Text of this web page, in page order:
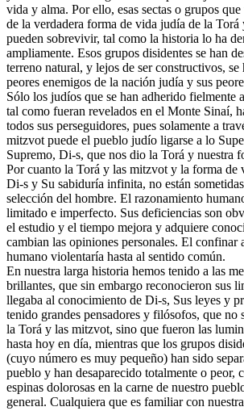
vida y alma. Por ello, esas sectas o grupos que
de la verdadera forma de vida judía de la
pueden sobrevivir, tal como la historia lo ha
ampliamente. Esos grupos disidentes se han
terreno natural, y lejos de ser constructivos,
peores enemigos de la nación judía y sus
Sólo los judíos que se han adherido fielmente
tal como fueran revelados en el Monte Sinaí,
todos sus perseguidores, pues solamente a
mitzvot puede el pueblo judío ligarse a lo
Supremo, Di-s, que nos dio la Torá y nuestra
Por cuanto la Torá y las mitzvot y la forma de
Di-s y Su sabiduría infinita, no están
selección del hombre. El razonamiento
limitado e imperfecto. Sus deficiencias son
el estudio y el tiempo mejora y adquiere
cambian las opiniones personales. El confinar
humano violentaría hasta al sentido común.
En nuestra larga historia hemos tenido a las
brillantes, que sin embargo reconocieron sus
llegaba al conocimiento de Di-s, Sus leyes y
tenido grandes pensadores y filósofos, que no
la Torá y las mitzvot, sino que fueron las
hasta hoy en día, mientras que los grupos
(cuyo número es muy pequeño) han sido
pueblo y han desaparecido totalmente o peor,
espinas dolorosas en la carne de nuestro
general. Cualquiera que es familiar con